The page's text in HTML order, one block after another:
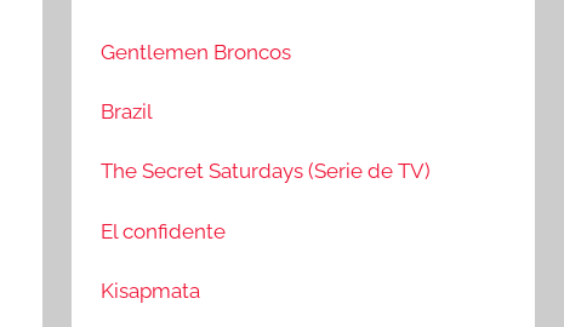
:Gentlemen Broncos
Brazil
The Secret Saturdays (Serie de TV)
El confidente
Kisapmata